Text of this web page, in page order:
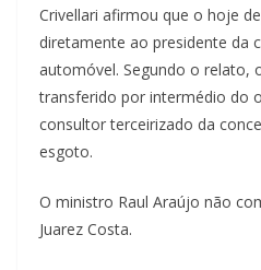
Crivellari afirmou que o hoje
diretamente ao presidente da
automóvel. Segundo o relato,
transferido por intermédio do
consultor terceirizado da
esgoto.
O ministro Raul Araújo não
Juarez Costa.